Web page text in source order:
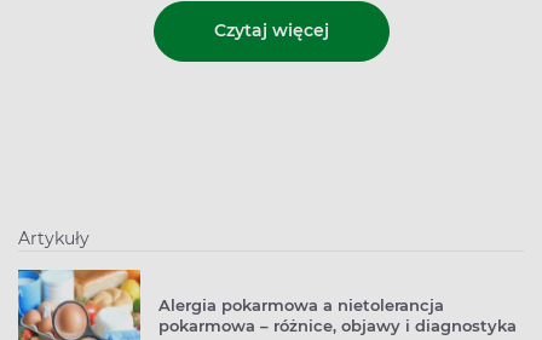
Czytaj więcej
Artykuły
Alergia pokarmowa a nietolerancja
pokarmowa – różnice, objawy i diagnostyka